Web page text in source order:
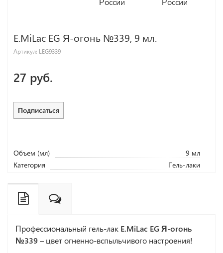
E.MiLac EG Я-огонь №339, 9 мл.
Артикул: LEG9339
27 руб.
Подписаться
Объем (мл)
9 мл
Категория
Гель-лаки
Профессиональный гель-лак E.MiLac EG Я-огонь
№339– цвет огненно-вспыльчивого настроения!